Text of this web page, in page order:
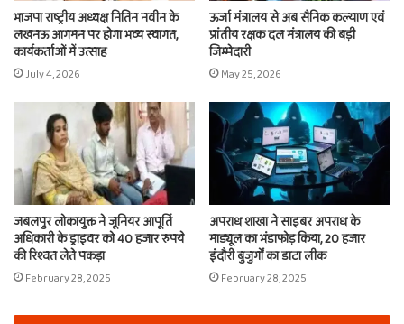
भाजपा राष्ट्रीय अध्यक्ष नितिन नवीन के
लखनऊ आगमन पर होगा भव्य स्वागत,
कार्यकर्ताओं में उत्साह
July 4, 2026
ऊर्जा मंत्रालय से अब सैनिक कल्याण एवं
प्रांतीय रक्षक दल मंत्रालय की बड़ी
जिम्मेदारी
May 25, 2026
जबलपुर लोकायुक्त ने जूनियर आपूर्ति
अधिकारी के ड्राइवर को 40 हजार रुपये
की रिश्वत लेते पकड़ा
February 28, 2025
अपराध शाखा ने साइबर अपराध के
माड्यूल का भंडाफोड़ किया, 20 हजार
इंदौरी बुजुर्गों का डाटा लीक
February 28, 2025